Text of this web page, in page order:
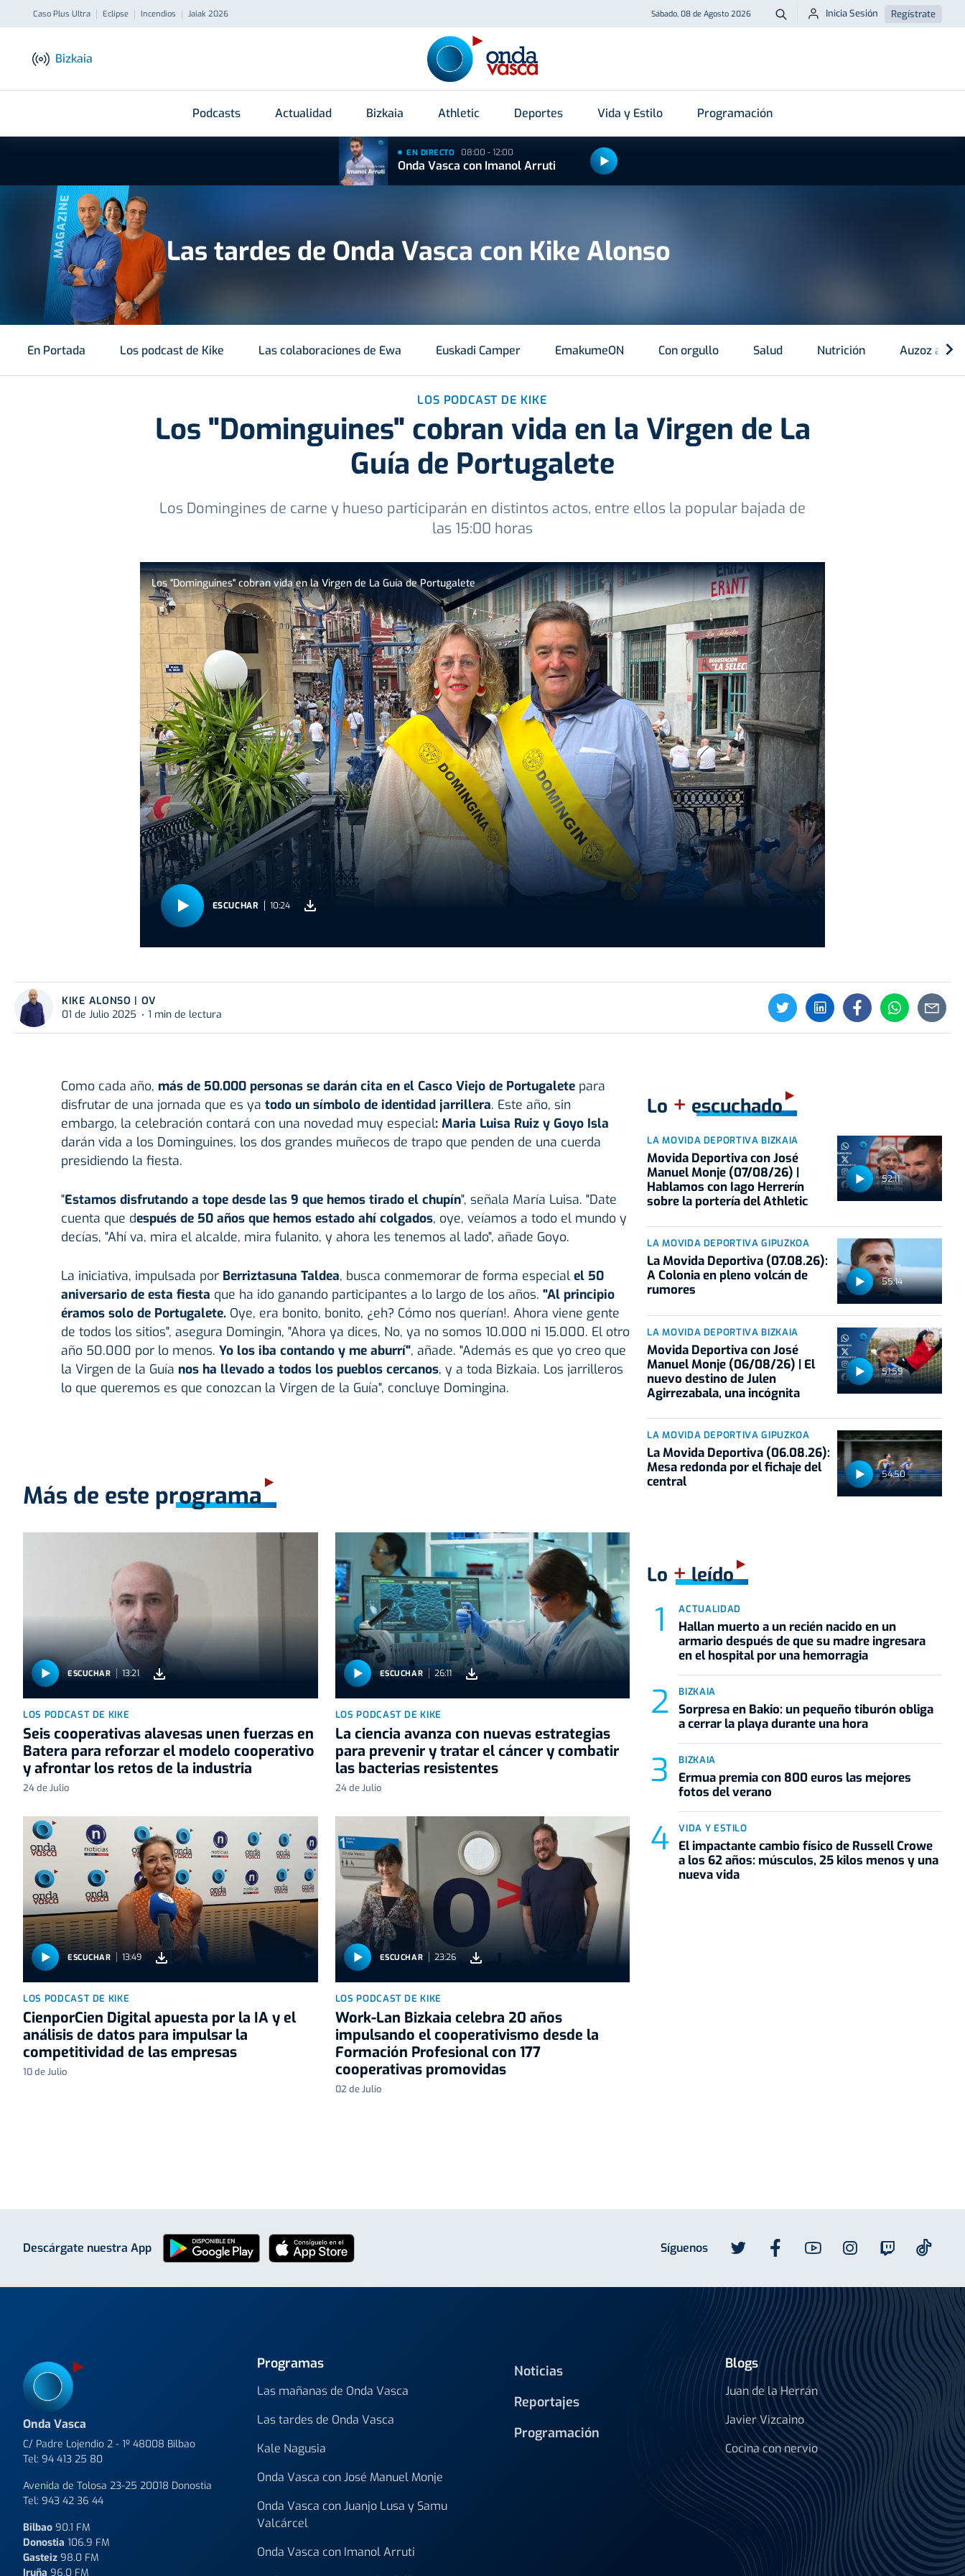
Caso Plus Ultra Eclipse Incendios Jaiak 2026 Sábado, 08 de Agosto 2026 Buscar
Inicia Sesión Regístrate
Bizkaia
Podcasts Actualidad Bizkaia Athletic Deportes Vida y Estilo Programación
EN DIRECTO 08:00 - 12:00
Onda Vasca con Imanol Arruti
MAGAZINE Las tardes de Onda Vasca con Kike Alonso
En Portada Los podcast de Kike Las colaboraciones de Ewa Euskadi Camper EmakumeON Con orgullo Salud Nutrición Auzoz auzo
LOS PODCAST DE KIKE
Los "Dominguines" cobran vida en la Virgen de La
Guía de Portugalete
Los Domingines de carne y hueso participarán en distintos actos, entre ellos la popular bajada de
las 15:00 horas
Los "Dominguines" cobran vida en la Virgen de La Guía de Portugalete
ESCUCHAR 10:24
KIKE ALONSO | OV
01 de Julio 2025
1 min de lectura
Como cada año, más de 50.000 personas se darán cita en el Casco Viejo de Portugaletepara
disfrutar de una jornada que es ya todo un símbolo de identidad jarrillera. Este año, sin
embargo, la celebración contará con una novedad muy especial: Maria Luisa Ruiz y Goyo Isla
darán vida a los Dominguines, los dos grandes muñecos de trapo que penden de una cuerda
presidiendo la fiesta.
"Estamos disfrutando a tope desde las 9 que hemos tirado el chupín", señala María Luisa. "Date
cuenta que después de 50 años que hemos estado ahí colgados, oye, veíamos a todo el mundo y
decías, "Ahí va, mira el alcalde, mira fulanito, y ahora les tenemos al lado", añade Goyo.
La iniciativa, impulsada por Berriztasuna Taldea, busca conmemorar de forma especial el 50
aniversario de esta fiesta que ha ido ganando participantes a lo largo de los años. "Al principio
éramos solo de Portugalete.Oye, era bonito, bonito, ¿eh? Cómo nos querían!. Ahora viene gente
de todos los sitios", asegura Domingin, "Ahora ya dices, No, ya no somos 10.000 ni 15.000. El otro
año 50.000 por lo menos. Yo los iba contando y me aburrí", añade. "Además es que yo creo que
la Virgen de la Guía nos ha llevado a todos los pueblos cercanos, y a toda Bizkaia. Los jarrilleros
lo que queremos es que conozcan la Virgen de la Guía", concluye Domingina.
Más de este programa
ESCUCHAR 13:21
LOS PODCAST DE KIKE
Seis cooperativas alavesas unen fuerzas en
Batera para reforzar el modelo cooperativo
y afrontar los retos de la industria
24 de Julio
ESCUCHAR 26:11
LOS PODCAST DE KIKE
La ciencia avanza con nuevas estrategias
para prevenir y tratar el cáncer y combatir
las bacterias resistentes
24 de Julio
ESCUCHAR 13:49
LOS PODCAST DE KIKE
CienporCien Digital apuesta por la IA y el
análisis de datos para impulsar la
competitividad de las empresas
10 de Julio
ESCUCHAR 23:26
LOS PODCAST DE KIKE
Work-Lan Bizkaia celebra 20 años
impulsando el cooperativismo desde la
Formación Profesional con 177
cooperativas promovidas
02 de Julio
Lo + escuchado
52:11
LA MOVIDA DEPORTIVA BIZKAIA
Movida Deportiva con José
Manuel Monje (07/08/26) |
Hablamos con Iago Herrerín
sobre la portería del Athletic
55:14
LA MOVIDA DEPORTIVA GIPUZKOA
La Movida Deportiva (07.08.26):
A Colonia en pleno volcán de
rumores
51:59
LA MOVIDA DEPORTIVA BIZKAIA
Movida Deportiva con José
Manuel Monje (06/08/26) | El
nuevo destino de Julen
Agirrezabala, una incógnita
54:50
LA MOVIDA DEPORTIVA GIPUZKOA
La Movida Deportiva (06.08.26):
Mesa redonda por el fichaje del
central
Lo +leído
ACTUALIDAD
Hallan muerto a un recién nacido en un
armario después de que su madre ingresara
en el hospital por una hemorragia
BIZKAIA
Sorpresa en Bakio: un pequeño tiburón obliga
a cerrar la playa durante una hora
BIZKAIA
Ermua premia con 800 euros las mejores
fotos del verano
VIDA Y ESTILO
El impactante cambio físico de Russell Crowe
a los 62 años: músculos, 25 kilos menos y una
nueva vida
Síguenos
Descárgate nuestra App
Programas
Las mañanas de Onda Vasca
Las tardes de Onda Vasca
Kale Nagusia
Onda Vasca con José Manuel Monje
Onda Vasca con Juanjo Lusa y Samu
Valcárcel
Onda Vasca con Imanol Arruti
Noticias
Reportajes
Programación
Blogs
Juan de la Herrán
Javier Vizcaino
Cocina con nervio
Onda Vasca
C/ Padre Lojendio 2 - 1º 48008 Bilbao
Tel: 94 413 25 80
Avenida de Tolosa 23-25 20018 Donostia
Tel: 943 42 36 44
Bilbao 90.1 FM
Donostia 106.9 FM
Gasteiz 98.0 FM
Iruña 96.0 FM